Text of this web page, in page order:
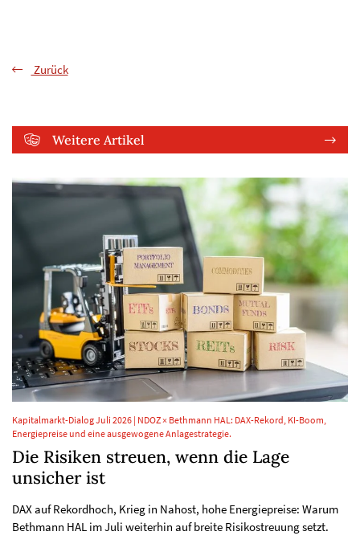
Zurück
Weitere Artikel
Kapitalmarkt-Dialog Juli 2026 | NDOZ × Bethmann HAL: DAX-Rekord, KI-Boom,
Energiepreise und eine ausgewogene Anlagestrategie.
Die Risiken streuen, wenn die Lage
unsicher ist
DAX auf Rekordhoch, Krieg in Nahost, hohe Energiepreise: Warum
Bethmann HAL im Juli weiterhin auf breite Risikostreuung setzt.